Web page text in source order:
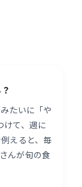
たいに「や
けて、週に
えると、毎
んが旬の食